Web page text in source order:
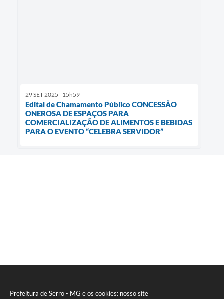
Prefeitura de Serro - MG e os cookies: nosso site
29 SET 2025 - 15h59
Edital de Chamamento Público CONCESSÃO
ONEROSA DE ESPAÇOS PARA
COMERCIALIZAÇÃO DE ALIMENTOS E BEBIDAS
PARA O EVENTO “CELEBRA SERVIDOR”